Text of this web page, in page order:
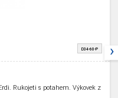
D34-60-P
Rukojeti s potahem. Výkovek z
›